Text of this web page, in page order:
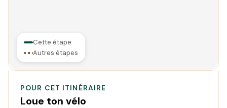
Cette étape
Autres étapes
POUR CET ITINÉRAIRE
Loue ton vélo